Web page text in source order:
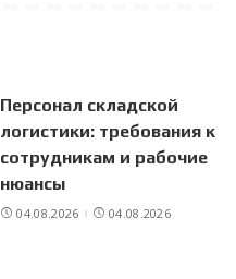
Персонал складской
логистики: требования к
сотрудникам и рабочие
нюансы
04.08.2026 04.08.2026